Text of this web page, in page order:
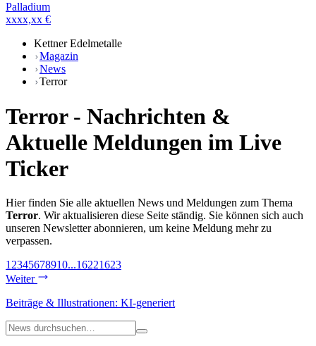
Palladium
xxxx,xx €
Kettner Edelmetalle
Magazin
News
Terror
Terror - Nachrichten &
Aktuelle Meldungen im Live
Ticker
Hier finden Sie alle aktuellen News und Meldungen zum Thema
Terror. Wir aktualisieren diese Seite ständig. Sie können sich auch
unseren Newsletter abonnieren, um keine Meldung mehr zu
verpassen.
1 2345678910...16221623
Weiter
Beiträge & Illustrationen: KI-generiert